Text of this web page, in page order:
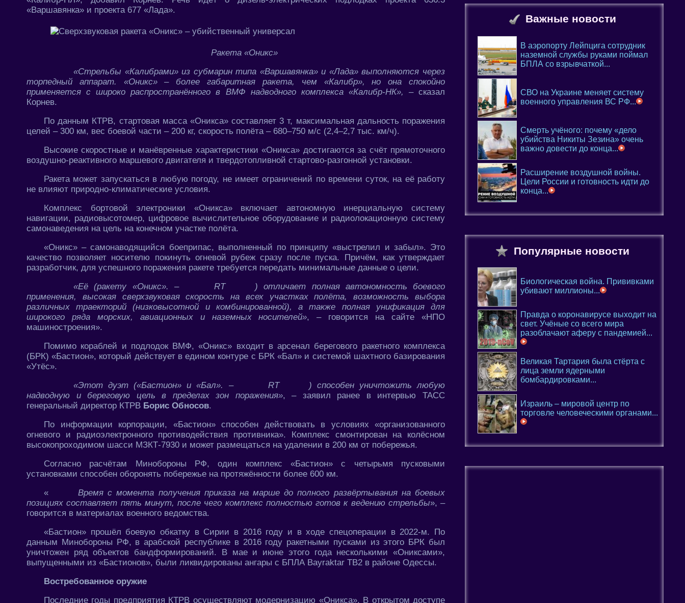
«Варшавянка» и проекта 677 «Лада».
Ракета «Оникс»
«Стрельбы «Калибрами» из субмарин типа «Варшавянка» и «Лада» выполняются через
торпедный аппарат. «Оникс» – более габаритная ракета, чем «Калибр», но она спокойно
применяется с широко распространённого в ВМФ надводного комплекса «Калибр-НК», – сказал
Корнев.
По данным КТРВ, стартовая масса «Оникса» составляет 3 т, максимальная дальность поражения
целей – 300 км, вес боевой части – 200 кг, скорость полёта – 680–750 м/с (2,4–2,7 тыс. км/ч).
Высокие скоростные и манёвренные характеристики «Оникса» достигаются за счёт прямоточного
воздушно-реактивного маршевого двигателя и твердотопливной стартово-разгонной установки.
Ракета может запускаться в любую погоду, не имеет ограничений по времени суток, на её работу
не влияют природно-климатические условия.
Комплекс бортовой электроники «Оникса» включает автономную инерциальную систему
навигации, радиовысотомер, цифровое вычислительное оборудование и радиолокационную систему
самонаведения на цель на конечном участке полёта.
«Оникс» – самонаводящийся боеприпас, выполненный по принципу «выстрелил и забыл». Это
качество позволяет носителю покинуть огневой рубеж сразу после пуска. Причём, как утверждает
разработчик, для успешного поражения ракете требуется передать минимальные данные о цели.
«Её (ракету «Оникс». –
RT
) отличает полная автономность боевого
применения, высокая сверхзвуковая скорость на всех участках полёта, возможность выбора
различных траекторий (низковысотной и комбинированной), а также полная унификация для
широкого ряда морских, авиационных и наземных носителей», – говорится на сайте «НПО
машиностроения».
Помимо кораблей и подлодок ВМФ, «Оникс» входит в арсенал берегового ракетного комплекса
(БРК) «Бастион», который действует в едином контуре с БРК «Бал» и системой шахтного базирования
«Утёс».
«Этот дуэт («Бастион» и «Бал». –
RT
) способен уничтожить любую
надводную и береговую цель в пределах зон поражения», – заявил ранее в интервью ТАСС
генеральный директор КТРВ Борис Обносов.
По информации корпорации, «Бастион» способен действовать в условиях «организованного
огневого и радиоэлектронного противодействия противника». Комплекс смонтирован на колёсном
высокопроходимом шасси МЗКТ-7930 и может размещаться на удалении в 200 км от побережья.
Согласно расчётам Минобороны РФ, один комплекс «Бастион» с четырьмя пусковыми
установками способен оборонять побережье на протяжённости более 600 км.
«
Время с момента получения приказа на марше до полного развёртывания на боевых
позициях составляет пять минут, после чего комплекс полностью готов к ведению стрельбы», –
говорится в материалах военного ведомства.
«Бастион» прошёл боевую обкатку в Сирии в 2016 году и в ходе спецоперации в 2022-м. По
данным Минобороны РФ, в арабской республике в 2016 году ракетными пусками из этого БРК был
уничтожен ряд объектов бандформирований. В мае и июне этого года несколькими «Ониксами»,
выпущенными из «Бастионов», были ликвидированы ангары с БПЛА Bayraktar TB2 в районе Одессы.
Востребованное оружие
Последние годы предприятия КТРВ осуществляют модернизацию «Оникса». В открытом доступе
Важные новости
В аэропорту Лейпцига сотрудник
наземной службы руками поймал
БПЛА со взрывчаткой...
СВО на Украине меняет систему
военного управления ВС РФ...
Смерть учёного: почему «дело
убийства Никиты Зезина» очень
важно довести до конца...
Расширение воздушной войны.
Цели России и готовность идти до
конца...
Популярные новости
Биологическая война. Прививками
убивают миллионы...
Правда о коронавирусе выходит на
свет. Учёные со всего мира
разоблачают аферу с пандемией...
Великая Тартария была стёрта с
лица земли ядерными
бомбардировками...
Израиль – мировой центр по
торговле человеческими органами...